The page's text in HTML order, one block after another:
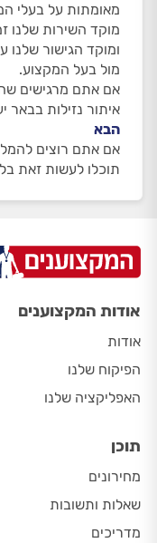
מאומתות על בעלי
מוקד השירות שלנו
ומוקד הגישור
מול בעל המקצוע.
אם אתם מרגישים
איתור נזילות בבאר
הבא
אם אתם רוצים
תוכלו לעשות זאת
אודות המקצוענים
אודות
הפיקוח שלנו
האפליקציה שלנו
תוכן
מחירונים
שאלות ותשובות
מדריכים